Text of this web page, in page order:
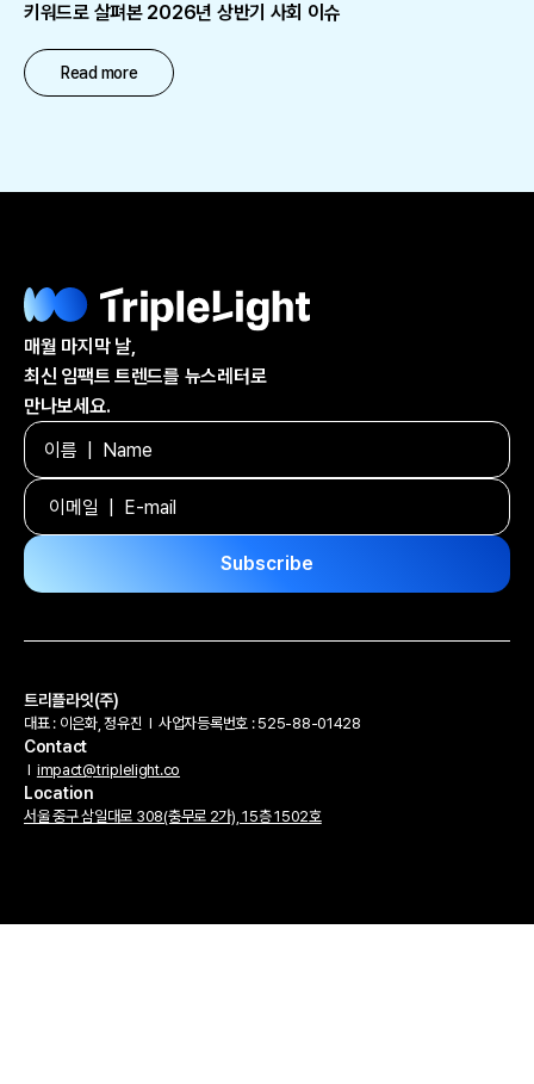
키워드로 살펴본 2026년 상반기 사회 이슈
Read more
매월 마지막 날,
최신 임팩트 트렌드를 뉴스레터로
만나보세요.
트리플라잇(주)
대표 : 이은화, 정유진 l 사업자등록번호 : 525-88-01428
Contact
l impact@triplelight.co
Location
서울 중구 삼일대로 308(충무로 2가), 15층 1502호